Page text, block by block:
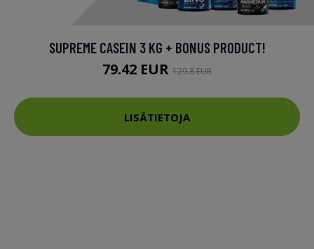
SUPREME CASEIN 3 KG + BONUS PRODUCT!
79.42 EUR 129.8 EUR
LISÄTIETOJA